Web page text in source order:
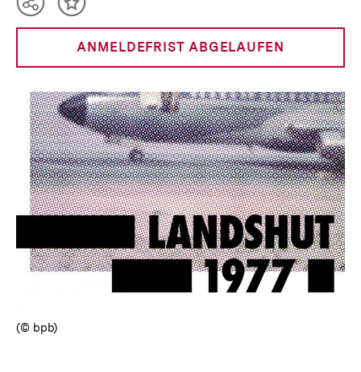
ANMELDEFRIST ABGELAUFEN
Teilen
Optionen
anzeigen
Inhalt
merken
(© bpb)